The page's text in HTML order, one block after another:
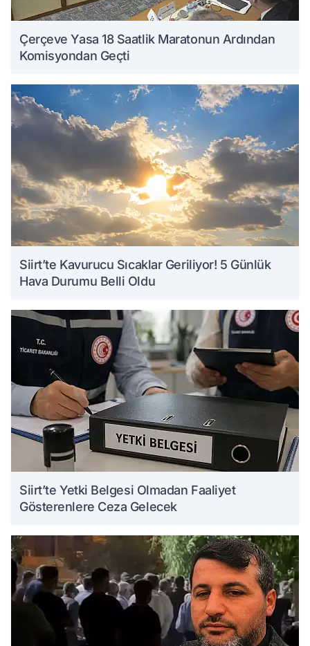
Çerçeve Yasa 18 Saatlik Maratonun Ardından
Komisyondan Geçti
Siirt’te Kavurucu Sıcaklar Geriliyor! 5 Günlük
Hava Durumu Belli Oldu
Siirt’te Yetki Belgesi Olmadan Faaliyet
Gösterenlere Ceza Gelecek